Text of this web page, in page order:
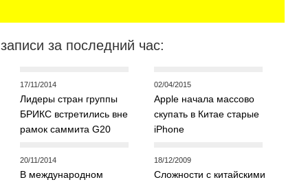
за последний час:
17/11/2014
Лидеры стран группы
БРИКС встретились вне
рамок саммита G20
02/04/2015
Apple начала массово
скупать в Китае старые
iPhone
20/11/2014
В международном
18/12/2009
Сложности с китайскими